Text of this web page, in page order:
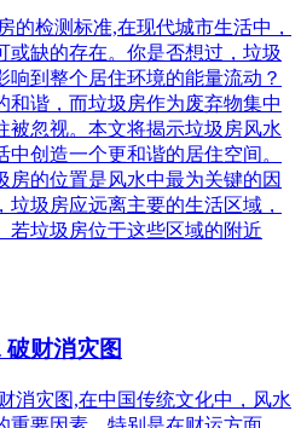
的检测标准,在现代城市生活中，
或缺的存在。你是否想过，垃圾
响到整个居住环境的能量流动？
和谐，而垃圾房作为废弃物集中
被忽视。本文将揭示垃圾房风水
创造一个更和谐的居住空间。
房的位置是风水中最为关键的因
圾房应远离主要的生活区域，
若垃圾房位于这些区域的附近
财消灾图
消灾图,在中国传统文化中，风水